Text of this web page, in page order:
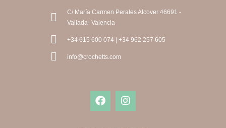
C/ María Carmen Perales Alcover 46691 -
Vallada- Valencia
+34 615 600 074 | +34 962 257 605
info@crochetts.com